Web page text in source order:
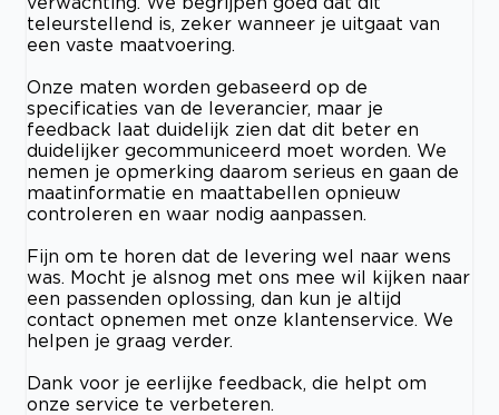
teleurstellend is, zeker wanneer je uitgaat van
een vaste maatvoering.
Onze maten worden gebaseerd op de
specificaties van de leverancier, maar je
feedback laat duidelijk zien dat dit beter en
duidelijker gecommuniceerd moet worden. We
nemen je opmerking daarom serieus en gaan de
maatinformatie en maattabellen opnieuw
controleren en waar nodig aanpassen.
Fijn om te horen dat de levering wel naar wens
was. Mocht je alsnog met ons mee wil kijken naar
een passenden oplossing, dan kun je altijd
contact opnemen met onze klantenservice. We
helpen je graag verder.
Dank voor je eerlijke feedback, die helpt om
onze service te verbeteren.